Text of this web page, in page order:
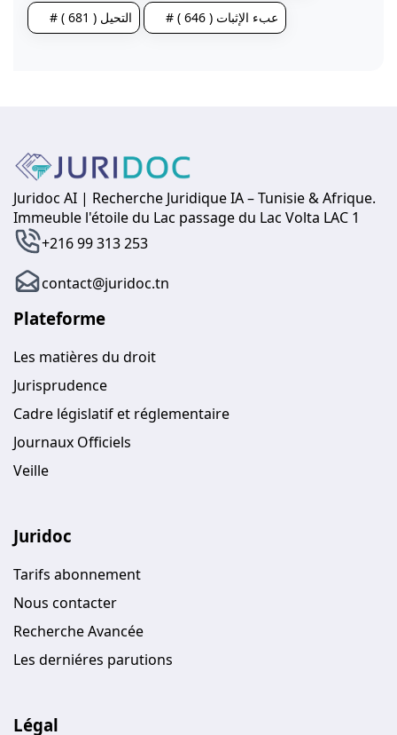
# التحيل ( 681 ) # عبء الإثبات ( 646 )
Juridoc AI | Recherche Juridique IA – Tunisie & Afrique.
Immeuble l'étoile du Lac passage du Lac Volta LAC 1
+216 99 313 253
contact@juridoc.tn
Plateforme
Les matières du droit
Jurisprudence
Cadre législatif et réglementaire
Journaux Officiels
Veille
Juridoc
Tarifs abonnement
Nous contacter
Recherche Avancée
Les derniéres parutions
Légal